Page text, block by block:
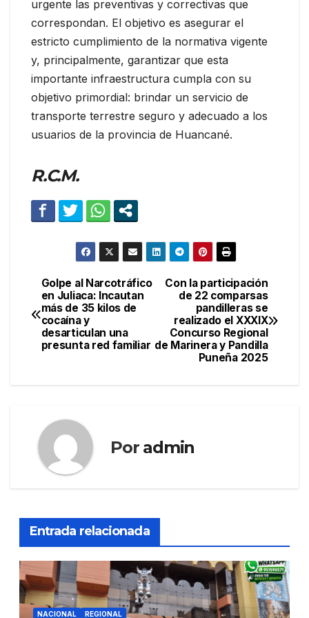
urgente las preventivas y correctivas que
correspondan. El objetivo es asegurar el
estricto cumplimiento de la normativa vigente
y, principalmente, garantizar que esta
importante infraestructura cumpla con su
objetivo primordial: brindar un servicio de
transporte terrestre seguro y adecuado a los
usuarios de la provincia de Huancané.
R.C.M.
Navegación
de
entradas
Con la participación
de 22 comparsas
pandilleras se
realizado el XXXIX
Concurso Regional
de Marinera y Pandilla
Puneña 2025
Golpe al Narcotráfico
en Juliaca: Incautan
más de 35 kilos de
cocaína y
desarticulan una
presunta red familiar
Por admin
Entrada relacionada
NACIONAL REGIONAL